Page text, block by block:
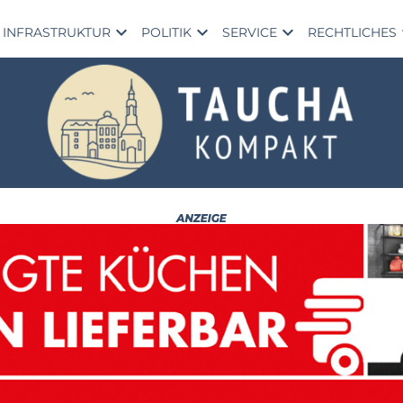
INFRASTRUKTUR expand_more POLITIK expand_more SERVICE expand_more RECHTLICHES